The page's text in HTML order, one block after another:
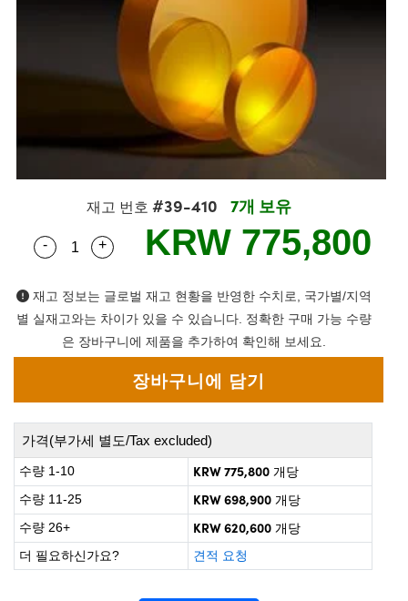
Sputtering) Coated Optics
품
Micrometers
Couplers
Microscopes
and Optomechanics
Systems
Components
재고 번호 #39-410 7개 보유
Quantity Selector
- Use the plus and minus buttons to adjust the
+ KRW 775,800
재고 정보는 글로벌 재고 현황을 반영한 수치로, 국가별/지역
별 실재고와는 차이가 있을 수 있습니다. 정확한 구매 가능 수량
은 장바구니에 제품을 추가하여 확인해 보세요.
가격(부가세 별도/Tax excluded)
수량 1-10 KRW 775,800 개당
수량 11-25
KRW 698,900 개당
수량 26+
KRW 620,600 개당
더 필요하신가요?
견적 요청